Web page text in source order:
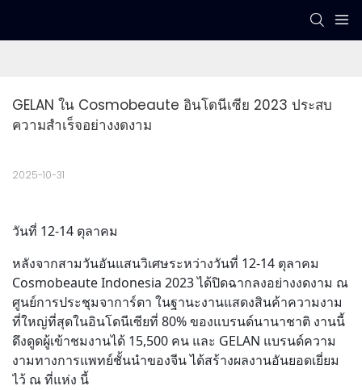
GELAN ใน Cosmobeaute อินโดนีเซีย 2023 ประสบ
ความสำเร็จอย่างงดงาม
2025-10-31
วันที่ 12-14 ตุลาคม
หลังจากสามวันอันแสนวิเศษระหว่างวันที่ 12-14 ตุลาคม
Cosmobeaute Indonesia 2023 ได้ปิดฉากลงอย่างงดงาม ณ
ศูนย์การประชุมจาการ์ตา ในฐานะงานแสดงสินค้าความงาม
ที่ใหญ่ที่สุดในอินโดนีเซียที่ 80% ของแบรนด์นานาชาติ งานนี้
ดึงดูดผู้เข้าชมงานได้ 15,500 คน และ GELAN แบรนด์ความ
งามทางการแพทย์ชั้นนำของจีน ได้สร้างผลงานอันยอดเยี่ยม
ไว้ ณ ที่แห่ง นี้